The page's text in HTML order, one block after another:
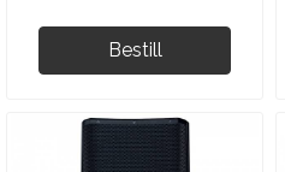
Bestill